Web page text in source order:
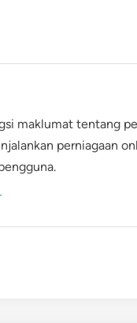
maklumat tentang
perniagaan